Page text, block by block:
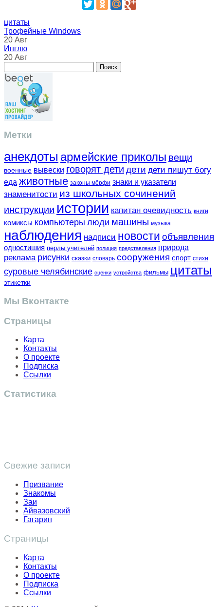
цитаты
Трофейные Windows
20 Авг
Инглю
20 Авг
Метки
анекдоты армейские приколы вещи
военные вывески говорят дети дети дети пишут богу
еда животные законы мёрфи знаки и указатели
знаменитости из школьных сочинений
инструкции истории капитан очевидность книги
комиксы компьютеры люди машины музыка
наблюдения надписи новости объявления
одностишия перлы учителей полиция представления природа
реклама рисунки сказки словарь сооружения спорт стихи
суровые челябинские сценки устройства фильмы цитаты
этикетки
Мы Вконтакте
Страницы
Карта
Контакты
О проекте
Подписка
Ссылки
Статистика
Свежие записи
Призвание
Знакомы
Заи
Айвазовский
Гагарин
Страницы
Карта
Контакты
О проекте
Подписка
Ссылки